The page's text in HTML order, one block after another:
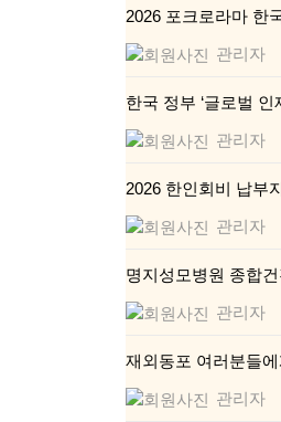
2026 포크로라마 한
관리자
한국 정부 ‘글로벌
관리자
2026 한인회비 납부
관리자
명지성모병원 종합
관리자
재외동포 여러분들
관리자